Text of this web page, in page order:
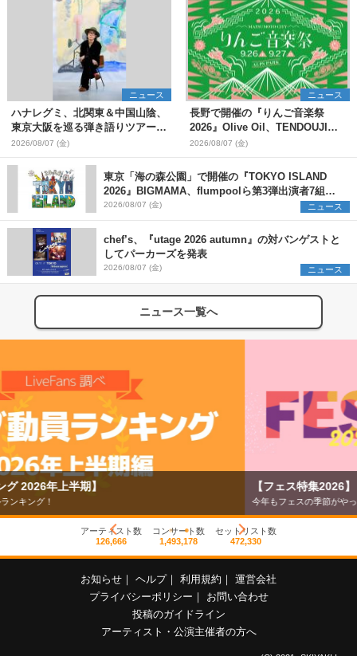
ニュース
ハナレグミ、北関東＆中国山陰、
東京大阪を巡る弾き語りツアー10
月より開催決定
2026/08/07 (金)
ニュース
長野で開催の『りんご音楽祭
2026』Olive Oil、TENDOUJIら
第11弾出演アーティスト（16組）
を発表
2026/08/07 (金)
東京「海の森公園」で開催の『TOKYO ISLAND
2026』BIGMAMA、flumpoolら第3弾出演者7組を
発表 ワークショップ・アート出展者を募集
2026/08/07 (金) ニュース
chef’s、『utage 2026 autumn』の対バンゲストと
してパーカーズを発表
2026/08/07 (金) ニュース
ニュース一覧へ
【フェス特集2026】
今年もフェスの季節がやってきた！
アーティスト数
126,666
コンサート数
1,493,178
セットリスト数
472,330
お知らせ ヘルプ 利用規約
運営会社
プライバシーポリシー
お問い合わせ
投稿のガイドライン
アーティスト・公演主催者の方へ